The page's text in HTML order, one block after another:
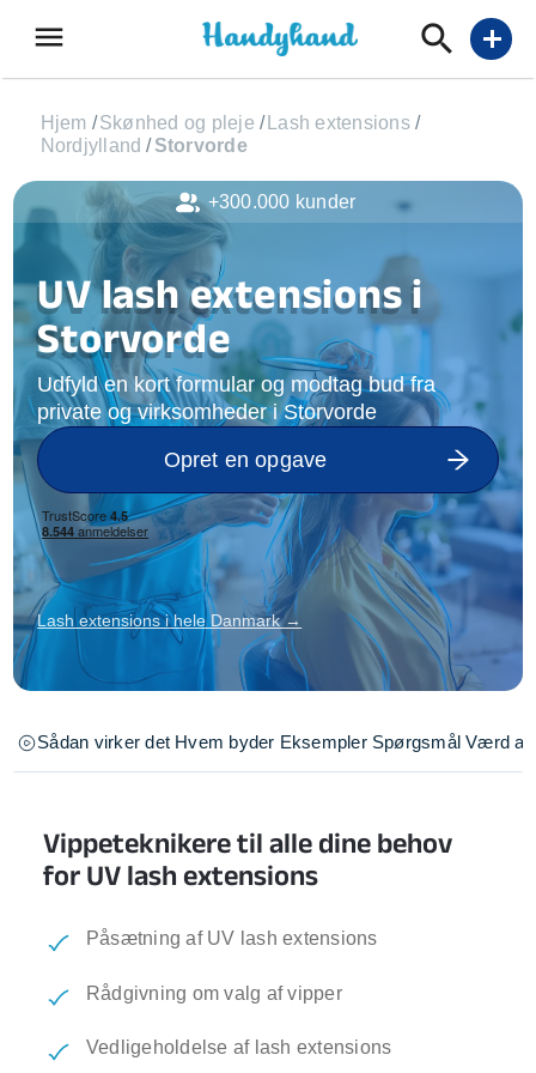
menu add
Hjem /Skønhed og pleje / Lash extensions /
Nordjylland /Storvorde
UV lash extensions i
Storvorde
Udfyld en kort formular og modtag bud fra
private og virksomheder i Storvorde
Opret en opgave
Lash extensions i hele Danmark →
Sådan virker det Hvem byder Eksempler Spørgsmål Værd at
Vippeteknikere til alle dine behov
for UV lash extensions
Påsætning af UV lash extensions
Rådgivning om valg af vipper
Vedligeholdelse af lash extensions
+300.000 kunder